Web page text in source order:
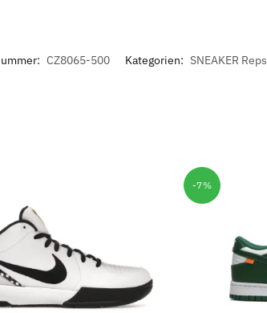
CZ8065-500 Kategorien: SNEAKER Reps
-7%